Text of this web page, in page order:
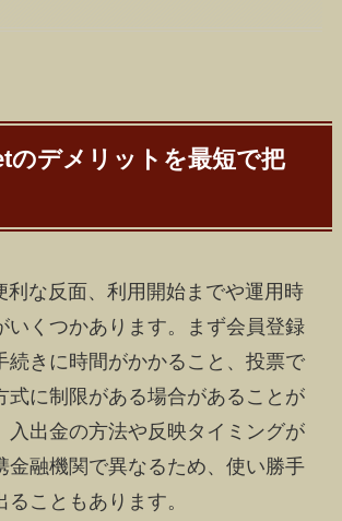
のデメリットを最短で把
利な反面、利用開始までや運用時
いくつかあります。まず会員登録
続きに時間がかかること、投票で
式に制限がある場合があることが
入出金の方法や反映タイミングが
金融機関で異なるため、使い勝手
こともあります。